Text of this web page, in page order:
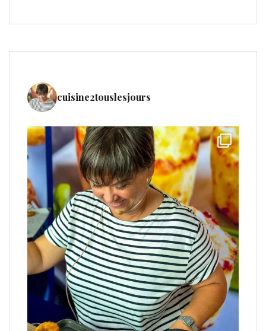
cuisine2touslesjours